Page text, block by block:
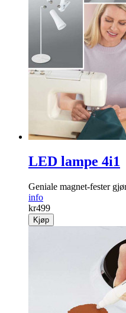
LED lampe 4i1
Geniale magnet-fester
info
kr499
Kjøp